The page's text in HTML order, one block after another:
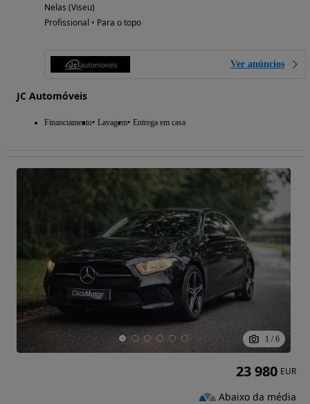
Nelas (Viseu)
Profissional • Para o topo
Ver anúncios
JC Automóveis
Financiamento Lavagem Entrega em casa
1 / 6
23 980 EUR
Abaixo da média